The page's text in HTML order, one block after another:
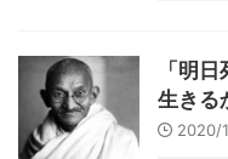
「明
生きる
2020/